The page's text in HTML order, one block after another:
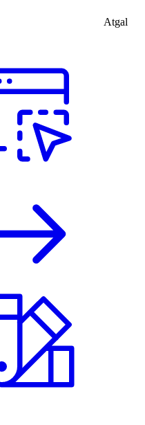
Atgal